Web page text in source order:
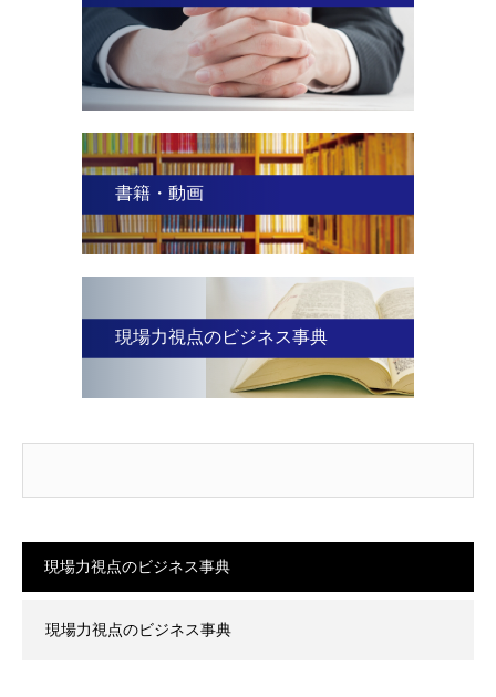
書籍・動画
現場力視点のビジネス事典
現場力視点のビジネス事典
現場力視点のビジネス事典